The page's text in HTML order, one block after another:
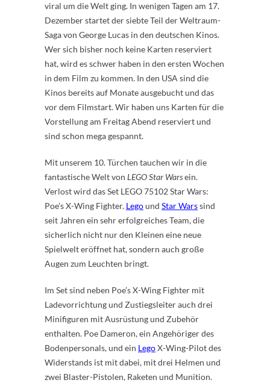
viral um die Welt ging. In wenigen Tagen am 17.
Dezember startet der siebte Teil der Weltraum-
Saga von George Lucas in den deutschen Kinos.
Wer sich bisher noch keine Karten reserviert
hat, wird es schwer haben in den ersten Wochen
in dem Film zu kommen. In den USA sind die
Kinos bereits auf Monate ausgebucht und das
vor dem Filmstart. Wir haben uns Karten für die
Vorstellung am Freitag Abend reserviert und
sind schon mega gespannt.
Mit unserem 10. Türchen tauchen wir in die
fantastische Welt von LEGOStar Warsein.
Verlost wird das Set LEGO 75102 Star Wars:
Poe’s X-Wing Fighter. Legound Star Warssind
seit Jahren ein sehr erfolgreiches Team, die
sicherlich nicht nur den Kleinen eine neue
Spielwelt eröffnet hat, sondern auch große
Augen zum Leuchten bringt.
Im Set sind neben Poe’s X-Wing Fighter mit
Ladevorrichtung und Zustiegsleiter auch drei
Minifiguren mit Ausrüstung und Zubehör
enthalten. Poe Dameron, ein Angehöriger des
Bodenpersonals, und ein LegoX-Wing-Pilot des
Widerstands ist mit dabei, mit drei Helmen und
zwei Blaster-Pistolen, Raketen und Munition.